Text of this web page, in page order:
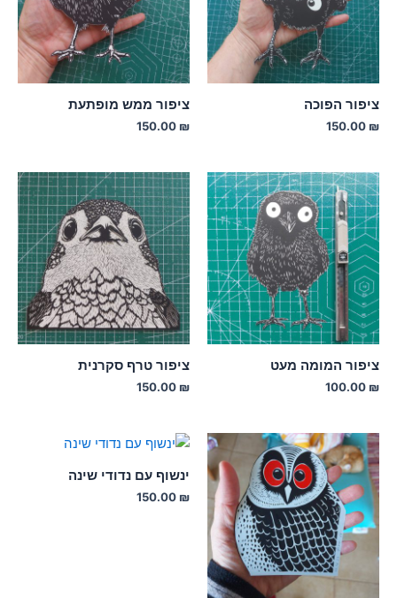
ציפור הפוכה
150.00 ₪
ציפור ממש מופתעת
150.00 ₪
ציפור המומה מעט
100.00 ₪
ציפור טרף סקרנית
150.00 ₪
ינשוף עם נדודי שינה
150.00 ₪